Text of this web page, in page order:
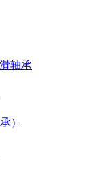
轴承
）